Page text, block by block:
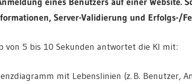
Server-Validierung und Erfolgs-/
von 5 bis 10 Sekunden antwortet die KI mit:
mit Lebenslinien (z. B. Benutzer,